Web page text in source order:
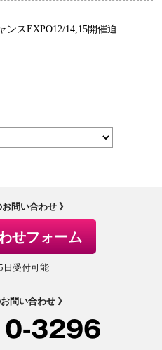
ンスEXPO12/14,15開催迫...
問い合わせ 》
せフォーム
日受付可能
問い合わせ 》
3296